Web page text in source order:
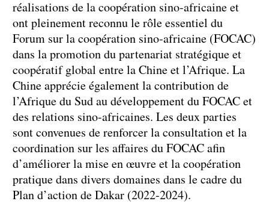
réalisations de la coopération sino-africaine et
ont pleinement reconnu le rôle essentiel du
Forum sur la coopération sino-africaine (FOCAC)
dans la promotion du partenariat stratégique et
coopératif global entre la Chine et l’Afrique. La
Chine apprécie également la contribution de
l’Afrique du Sud au développement du FOCAC et
des relations sino-africaines. Les deux parties
sont convenues de renforcer la consultation et la
coordination sur les affaires du FOCAC afin
d’améliorer la mise en œuvre et la coopération
pratique dans divers domaines dans le cadre du
Plan d’action de Dakar (2022-2024).